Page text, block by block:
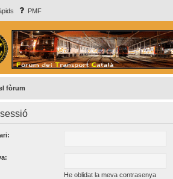
PMF
fòrum
He oblidat la meva contrasenya